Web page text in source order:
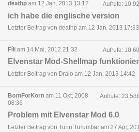
deathp am 12 Jan, 2013 13:12 Aufrufe:
ich habe die englische version
Letzter Beitrag von deathp am 12 Jan, 2013 17:33
Fíli am 14 Mai, 2012 21:32 Aufrufe:
Elvenstar Mod-Shellmap
Letzter Beitrag von Dralo am 12 Jan, 2013 14:42
BornForKorn am 11 Okt, 2008
08:36
Aufrufe:
Problem mit Elvenstar Mod 6.0
Letzter Beitrag von Turin Turumbar am 27 Apr,